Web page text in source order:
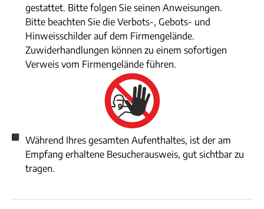
gestattet. Bitte folgen Sie seinen Anweisungen.
Bitte beachten Sie die Verbots-, Gebots- und
Hinweisschilder auf dem Firmengelände.
Zuwiderhandlungen können zu einem sofortigen
Verweis vom Firmengelände führen.
Während Ihres gesamten Aufenthaltes, ist der am
Empfang erhaltene Besucherausweis, gut sichtbar zu
tragen.